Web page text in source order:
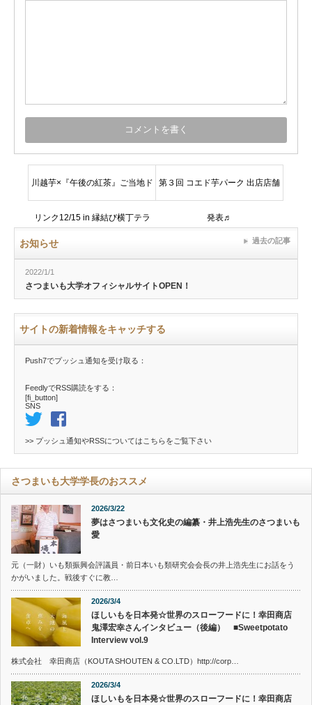
川越芋×『午後の紅茶』ご当地ド
リンク12/15 in 縁結び横丁テラ
第３回 コエド芋パーク 出店店舗
発表♬
お知らせ
2022/1/1
さつまいも大学オフィシャルサイトOPEN！
過去の記事
サイトの新着情報をキャッチする
Push7でプッシュ通知を受け取る：
FeedlyでRSS購読をする：
[fi_button]
SNS
>> プッシュ通知やRSSについては こちらをご覧下さい
さつまいも大学学長のおススメ
2026/3/22
夢はさつまいも文化史の編纂・井上浩先生のさつまいも
愛
元（一財）いも類振興会評議員・前日本いも類研究会会長の井上浩先生にお話をう
かがいました。戦後すぐに教…
2026/3/4
ほしいもを日本発☆世界のスローフードに！幸田商店
鬼澤宏幸さんインタビュー（後編） ■Sweetpotato
Interview vol.9
株式会社 幸田商店（KOUTA SHOUTEN & CO.LTD）http://corp…
2026/3/4
ほしいもを日本発☆世界のスローフードに！幸田商店